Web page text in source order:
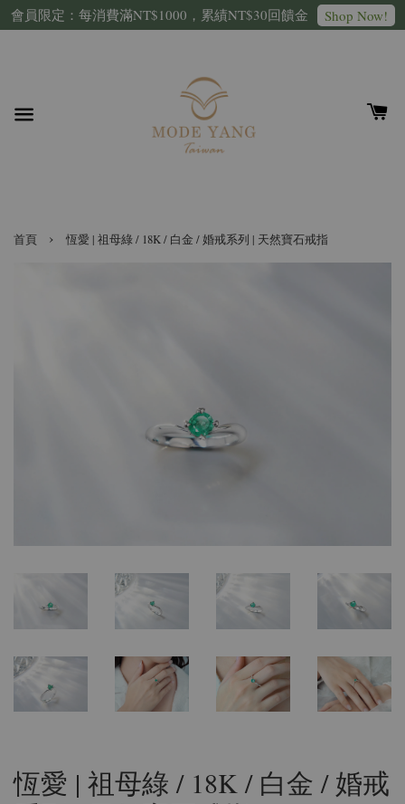
會員限定：每消費滿NT$1000，累績NT$30回饋金 Shop Now!
首頁 › 恆愛 | 祖母綠 / 18K / 白金 / 婚戒系列 | 天然寶石戒指
恆愛 | 祖母綠 / 18K / 白金 / 婚戒